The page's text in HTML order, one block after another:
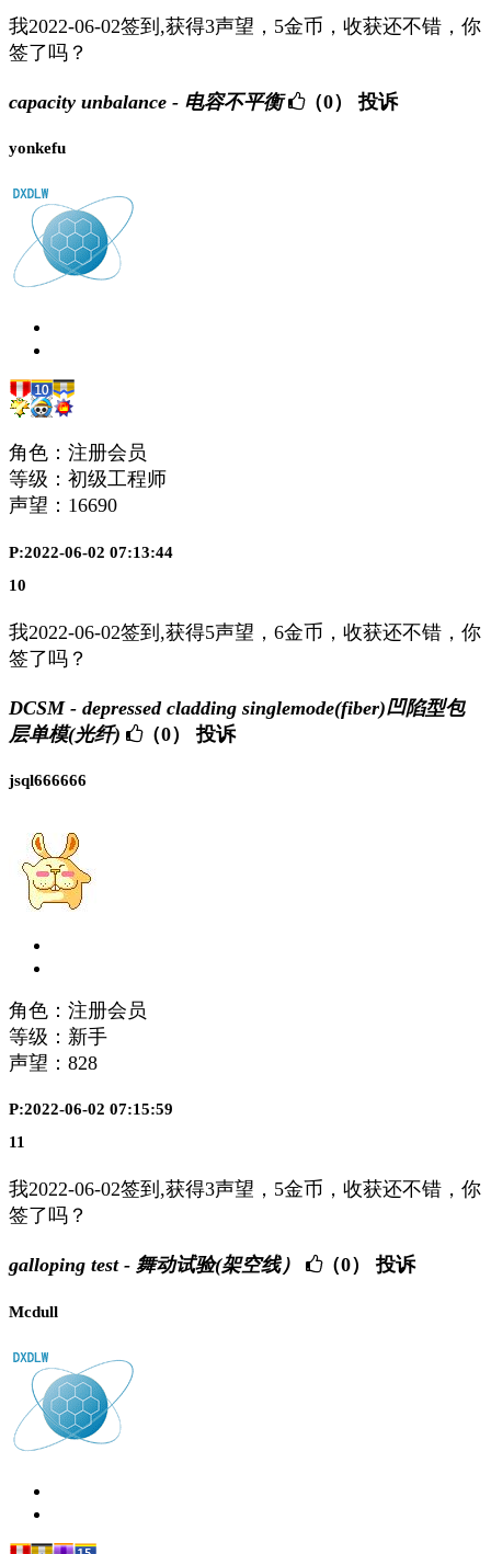
我2022-06-02签到,获得3声望，5金币，收获还不错，你
签了吗？
capacity unbalance - 电容不平衡 （0） 投诉
yonkefu
角色：注册会员
等级：初级工程师
声望： 16690
P:2022-06-02 07:13:44
10
我2022-06-02签到,获得5声望，6金币，收获还不错，你
签了吗？
DCSM - depressed cladding singlemode(fiber)凹陷型包
层单模(光纤)
（0） 投诉
jsql666666
角色：注册会员
等级：新手
声望： 828
P:2022-06-02 07:15:59
11
我2022-06-02签到,获得3声望，5金币，收获还不错，你
签了吗？
galloping test - 舞动试验(架空线） （0） 投诉
Mcdull